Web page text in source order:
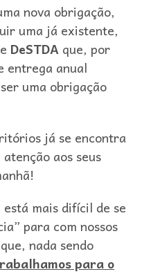
nova obrigação,
uma já existente,
DeSTDA que, por
entrega anual
uma obrigação
já se encontra
aos seus
mais difícil de se
para com nossos
nada sendo
para o